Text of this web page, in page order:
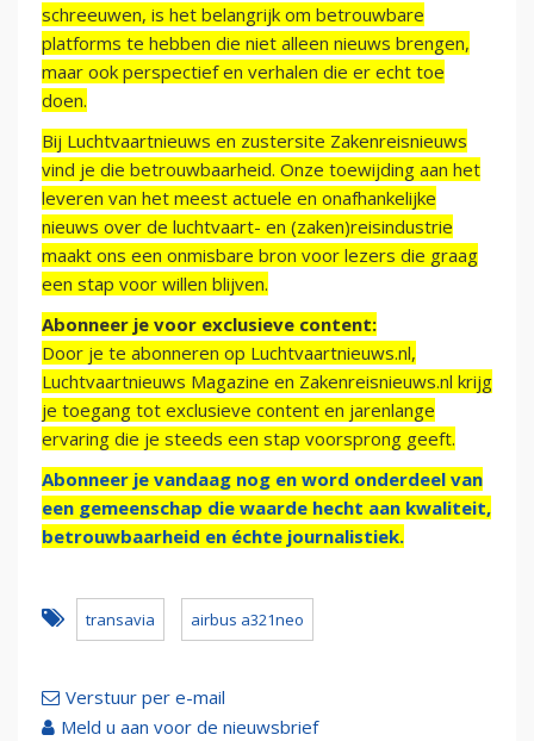
schreeuwen, is het belangrijk om betrouwbare
platforms te hebben die niet alleen nieuws brengen,
maar ook perspectief en verhalen die er echt toe
doen.
Bij Luchtvaartnieuws en zustersite Zakenreisnieuws
vind je die betrouwbaarheid. Onze toewijding aan het
leveren van het meest actuele en onafhankelijke
nieuws over de luchtvaart- en (zaken)reisindustrie
maakt ons een onmisbare bron voor lezers die graag
een stap voor willen blijven.
Abonneer je voor exclusieve content:
Door je te abonneren op Luchtvaartnieuws.nl,
Luchtvaartnieuws Magazine en Zakenreisnieuws.nl krijg
je toegang tot exclusieve content en jarenlange
ervaring die je steeds een stap voorsprong geeft.
Abonneer je vandaag nog en word onderdeel van
een gemeenschap die waarde hecht aan kwaliteit,
betrouwbaarheid en échte journalistiek.
transavia airbus a321neo
Verstuur per e-mail
Meld u aan voor de nieuwsbrief